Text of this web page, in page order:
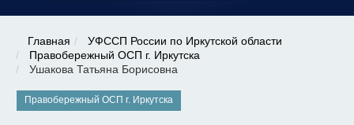
Главная
УФССП России по Иркутской области
Правобережный ОСП г. Иркутска
Ушакова Татьяна Борисовна
Правобережный ОСП г. Иркутска